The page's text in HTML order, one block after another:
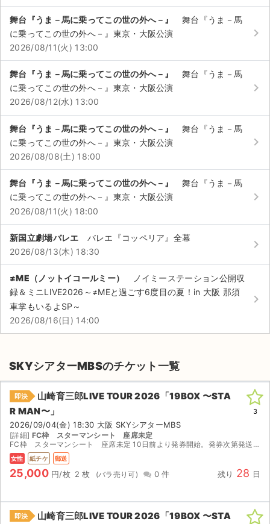
チケットジャム運営会社
プライバシーポリシー
特定商取引法に基づく表記
公演登録依頼
不正転売禁止法について
チケットジャムの取り組み
舞台『うま－馬に乗ってこの世の外へ－』
舞台『うま－馬
に乗ってこの世の外へ－』東京・大阪公演
2026/08/11(火) 13:00
keyboard_arrow_right
舞台『うま－馬に乗ってこの世の外へ－』
舞台『うま－馬
に乗ってこの世の外へ－』東京・大阪公演
2026/08/12(水) 13:00
keyboard_arrow_right
舞台『うま－馬に乗ってこの世の外へ－』
舞台『うま－馬
に乗ってこの世の外へ－』東京・大阪公演
2026/08/08(土) 18:00
keyboard_arrow_right
舞台『うま－馬に乗ってこの世の外へ－』
舞台『うま－馬
に乗ってこの世の外へ－』東京・大阪公演
2026/08/11(火) 18:00
keyboard_arrow_right
新国立劇場バレエ
バレエ『コッペリア』全幕
2026/08/13(木) 18:30
keyboard_arrow_right
≠ME（ノットイコールミー）
ノイミーステーション公開収
録＆ミニLIVE2026～≠MEと過ごす6度目の夏！in 大阪 那須
車掌もいるよSP～
2026/08/16(日) 14:00
keyboard_arrow_right
SKYシアターMBSのチケット一覧
即決
山崎育三郎LIVE TOUR 2026「19BOX 〜STA
R MAN〜」
2026/09/04(金) 18:30 大阪 SKYシアターMBS
[詳細] FC枠 スターマンシート 座席未定
FC枠 スターマンシート 座席未定 10日前より発券開始。発券次第発送 2枚購入は連番 値下げ不可
女性 紙チケ 郵送
25,000 円/枚 2 枚 0 件 残り 28 日
3
即決
山崎育三郎LIVE TOUR 2026「19BOX 〜STA